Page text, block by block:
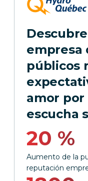
empresa
públicos
amor por
escucha
20 %
Aumento de la
reputación